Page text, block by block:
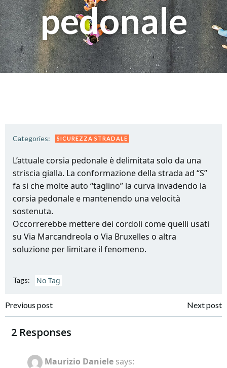
pedonale
Categories: SICUREZZA STRADALE
L’attuale corsia pedonale è delimitata solo da una
striscia gialla. La conformazione della strada ad “S”
fa si che molte auto “taglino” la curva invadendo la
corsia pedonale e mantenendo una velocità
sostenuta.
Occorrerebbe mettere dei cordoli come quelli usati
su Via Marcandreola o Via Bruxelles o altra
soluzione per limitare il fenomeno.
Tags: No Tag
Post
navigation
Previous post
Post
Next post
2 Responses
Maurizio Daniele says: